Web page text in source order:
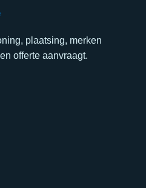
plaatsing, merken
offerte aanvraagt.